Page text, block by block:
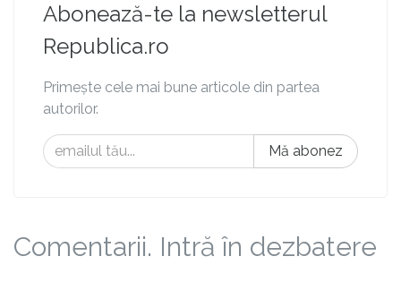
Abonează-te la newsletterul
Republica.ro
Primește cele mai bune articole din partea
autorilor.
Mă abonez
Comentarii. Intră în dezbatere